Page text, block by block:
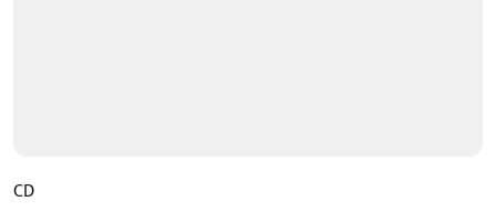
CD